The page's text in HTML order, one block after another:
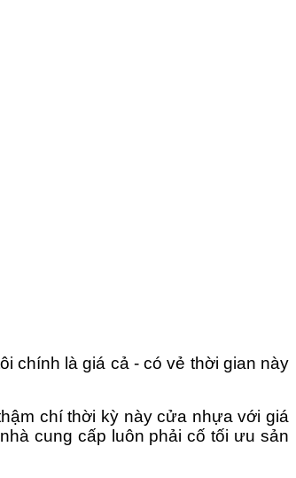
chính là giá cả - có vẻ thời gian này
chí thời kỳ này cửa nhựa với giá
cung cấp luôn phải cố tối ưu sản